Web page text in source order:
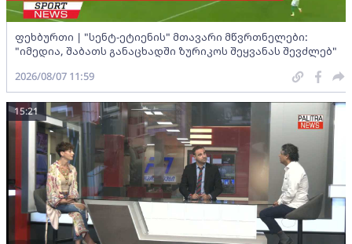
ფეხბურთი | "სენტ-ეტიენის" მთავარი მწვრთნელები:
"იმედია, შაბათს განაცხადში ზურიკოს შეყვანას შევძლებ"
2026/08/07 11:59
15:21